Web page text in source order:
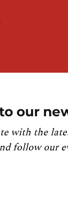
our
with the
follow our